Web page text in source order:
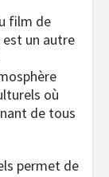
film de
est un autre
où
de tous
permet de